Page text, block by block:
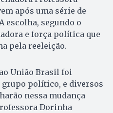
após uma série de
escolha, segundo o
e força política que
pela reeleição.
União Brasil foi
grupo político, e diversos
nessa mudança
Dorinha